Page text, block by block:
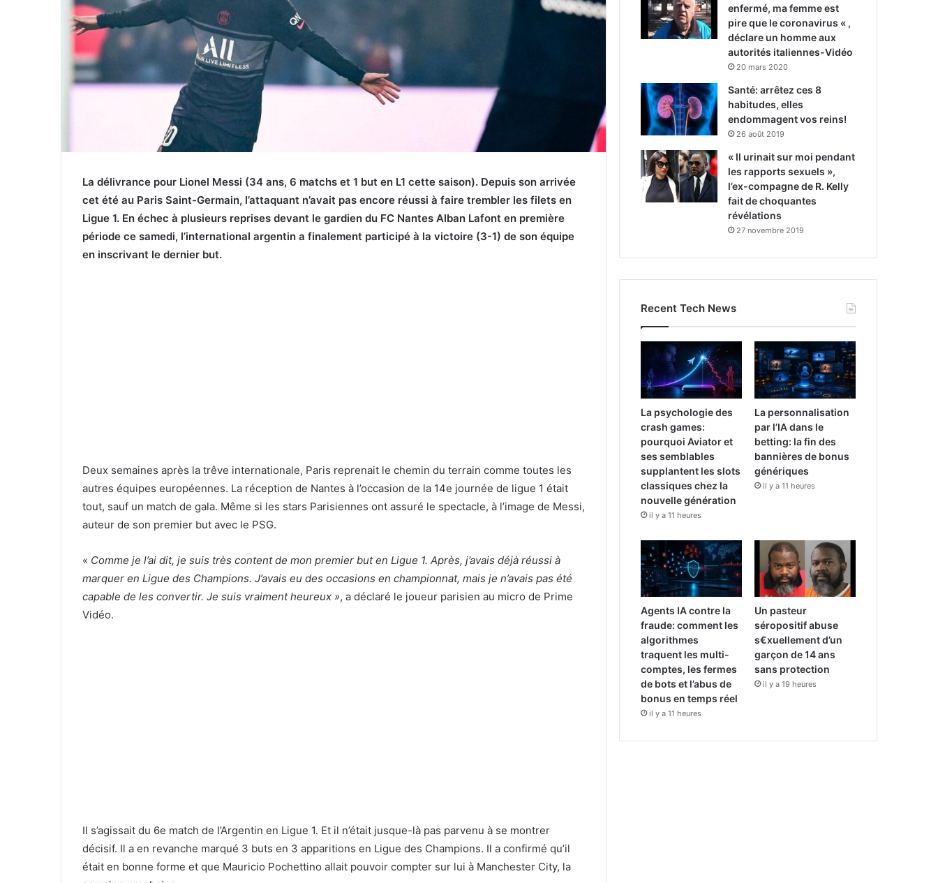
La délivrance pour Lionel Messi (34 ans, 6 matchs et 1 but en L1 cette saison). Depuis son arrivée
cet été au Paris Saint-Germain, l’attaquant n’avait pas encore réussi à faire trembler les filets en
Ligue 1. En échec à plusieurs reprises devant le gardien du FC Nantes Alban Lafont en première
période ce samedi, l’international argentin a finalement participé à la victoire (3-1) de son équipe
en inscrivant le dernier but.
Deux semaines après la trêve internationale, Paris reprenait le chemin du terrain comme toutes les
autres équipes européennes. La réception de Nantes à l’occasion de la 14e journée de ligue 1 était
tout, sauf un match de gala. Même si les stars Parisiennes ont assuré le spectacle, à l’image de Messi,
auteur de son premier but avec le PSG.
« Comme je l’ai dit, je suis très content de mon premier but en Ligue 1. Après, j’avais déjà réussi à
marquer en Ligue des Champions. J’avais eu des occasions en championnat, mais je n’avais pas été
capable de les convertir. Je suis vraiment heureux », a déclaré le joueur parisien au micro de Prime
Vidéo.
Il s’agissait du 6e match de l’Argentin en Ligue 1. Et il n’était jusque-là pas parvenu à se montrer
décisif. Il a en revanche marqué 3 buts en 3 apparitions en Ligue des Champions. Il a confirmé qu’il
était en bonne forme et que Mauricio Pochettino allait pouvoir compter sur lui à Manchester City, la
enfermé, ma femme est
pire que le coronavirus « ,
déclare un homme aux
autorités italiennes-Vidéo
20 mars 2020
Santé: arrêtez ces 8
habitudes, elles
endommagent vos reins!
26 août 2019
« Il urinait sur moi pendant
les rapports sexuels »,
l’ex-compagne de R. Kelly
fait de choquantes
révélations
27 novembre 2019
Recent Tech News
La psychologie des
crash games:
pourquoi Aviator et
ses semblables
supplantent les slots
classiques chez la
nouvelle génération
il y a 11 heures
La personnalisation
par l’IA dans le
betting: la fin des
bannières de bonus
génériques
il y a 11 heures
Agents IA contre la
fraude: comment les
algorithmes
traquent les multi-
comptes, les fermes
de bots et l’abus de
bonus en temps réel
il y a 11 heures
Un pasteur
séropositif abuse
s€xuellement d’un
garçon de 14 ans
sans protection
il y a 19 heures